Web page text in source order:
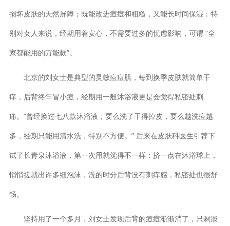
损坏皮肤的天然屏障；既能改进痘痘和粗糙，又能长时间保湿；特
别对女人来说，经期用着安心，不需要过多的忧虑影响，可谓 “全
家都能用的万能款”。
北京的刘女士是典型的灵敏痘痘肌，每到换季皮肤就简单干
痒，后背终年冒小痘，经期用一般沐浴液更是会觉得私密处刺
痛。“曾经换过七八款沐浴液，要么洗了干得掉皮，要么越洗痘越
多，经期只能用清水洗，特别不方便。” 后来在皮肤科医生引荐下
试了长青泉沐浴液，第一次用就觉得不一样：挤一点在沐浴球上，
悄悄搓就出许多细泡沫，洗的时分后背没有刺痒感，私密处也很舒
畅。
坚持用了一个多月，刘女士发现后背的痘痘渐渐消了，只剩淡